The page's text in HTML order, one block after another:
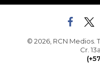
© 2026, RCN Medios.
Cr.